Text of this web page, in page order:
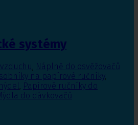
systémy
, Náplně do osvěžovačů
na papírové ručníky,
, Papírové ručníky do
do dávkovačů